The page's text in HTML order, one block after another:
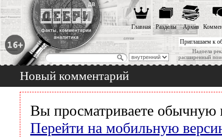
Приглашаем к
Надоела
расширенный
Главная Разделы Архив
Новый комментарий
Вы просматриваете обычную
Перейти на мобильную